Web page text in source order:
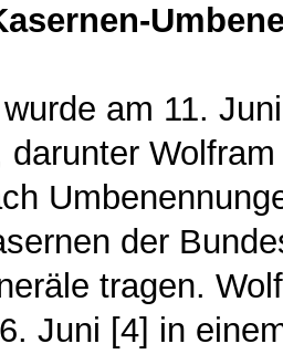
am 11.
der
tragen.
Juni [4] in